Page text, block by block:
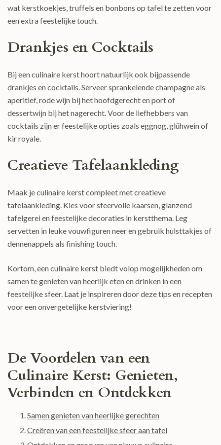
wat kerstkoekjes, truffels en bonbons op tafel te zetten voor
een extra feestelijke touch.
Drankjes en Cocktails
Bij een culinaire kerst hoort natuurlijk ook bijpassende
drankjes en cocktails. Serveer sprankelende champagne als
aperitief, rode wijn bij het hoofdgerecht en port of
dessertwijn bij het nagerecht. Voor de liefhebbers van
cocktails zijn er feestelijke opties zoals eggnog, glühwein of
kir royale.
Creatieve Tafelaankleding
Maak je culinaire kerst compleet met creatieve
tafelaankleding. Kies voor sfeervolle kaarsen, glanzend
tafelgerei en feestelijke decoraties in kerstthema. Leg
servetten in leuke vouwfiguren neer en gebruik hulsttakjes of
dennenappels als finishing touch.
Kortom, een culinaire kerst biedt volop mogelijkheden om
samen te genieten van heerlijk eten en drinken in een
feestelijke sfeer. Laat je inspireren door deze tips en recepten
voor een onvergetelijke kerstviering!
De Voordelen van een
Culinaire Kerst: Genieten,
Verbinden en Ontdekken
Samen genieten van heerlijke gerechten
Creëren van een feestelijke sfeer aan tafel